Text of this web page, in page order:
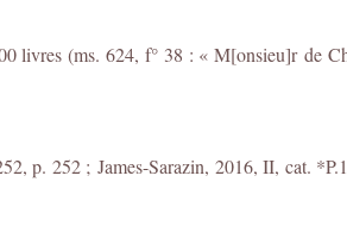
livres (ms. 624, f° 38 : « M[onsieu]r de
p. 252 ; James-Sarazin, 2016, II, cat.